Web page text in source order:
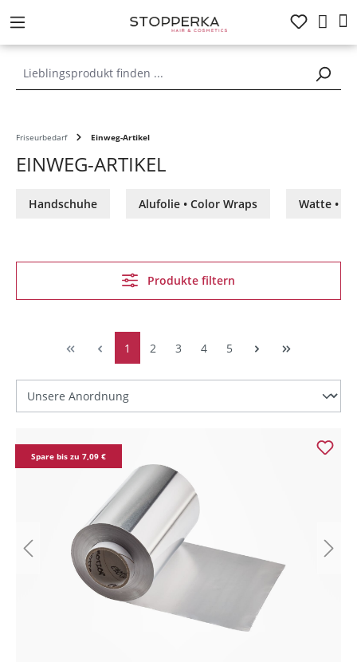
springen
Friseurbedarf Einweg-Artikel
EINWEG-ARTIKEL
Handschuhe Alufolie • Color Wraps Watte •
Produkte filtern
1 2 3 4 5
Spare bis zu 7,09 €